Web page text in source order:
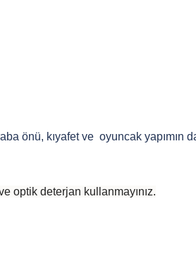
önü, kıyafet ve oyuncak yapımın
optik deterjan kullanmayınız.